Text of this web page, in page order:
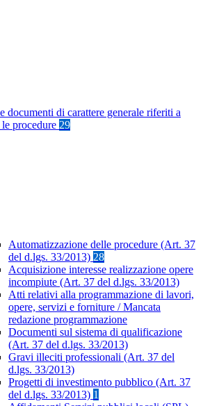
documenti di carattere generale riferiti a
procedure 29
Automatizzazione delle procedure (Art. 37
del d.lgs. 33/2013) 28
Acquisizione interesse realizzazione opere
incompiute (Art. 37 del d.lgs. 33/2013)
Atti relativi alla programmazione di lavori,
opere, servizi e forniture / Mancata
redazione programmazione
Documenti sul sistema di qualificazione
(Art. 37 del d.lgs. 33/2013)
Gravi illeciti professionali (Art. 37 del
d.lgs. 33/2013)
Progetti di investimento pubblico (Art. 37
del d.lgs. 33/2013) 1